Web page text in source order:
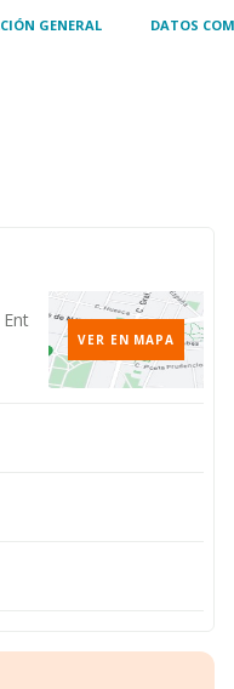
GENERAL DATOS
VER EN MAPA